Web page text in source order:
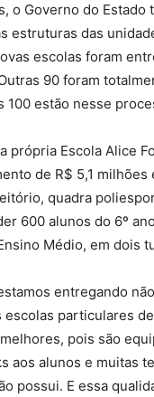
o Governo do
estruturas das
escolas foram
90 foram
100 estão nesse
própria Escola Alice
de R$ 5,1 milhões
quadra
600 alunos do 6º
Médio, em dois
entregando
escolas particulares
pois são
aos alunos e muitas
possui. E essa